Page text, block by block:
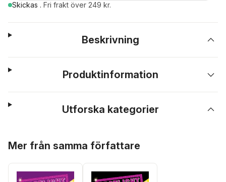
Skickas . Fri frakt över 249 kr.
Beskrivning
Produktinformation
Utforska kategorier
Mer från samma författare